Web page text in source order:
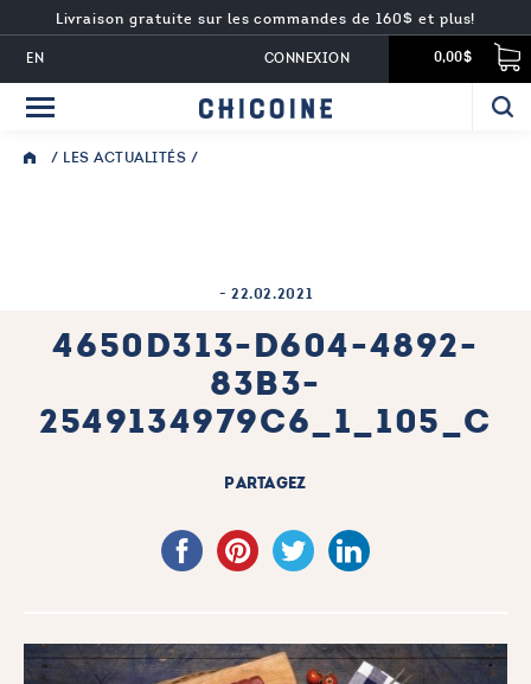
EN
Livraison gratuite sur les commandes de 160$ et plus!
0,00$
CONNEXION
/ LES ACTUALITÉS /
- 22.02.2021
4650D313-D604-4892-
83B3-
2549134979C6_1_105_C
PARTAGEZ